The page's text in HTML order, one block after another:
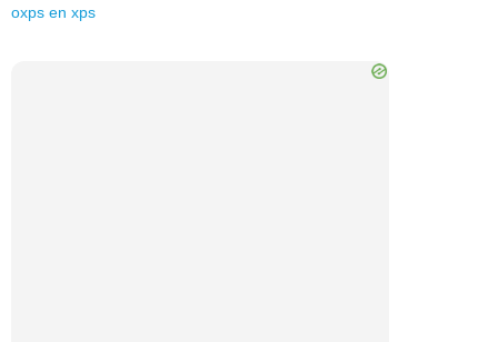
oxps en xps